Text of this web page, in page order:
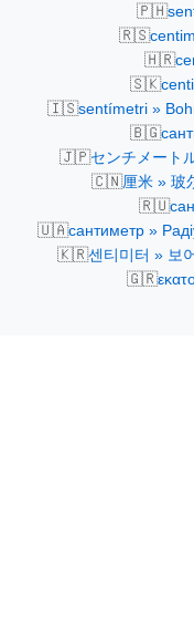
🇵🇭
🇷🇸
🇭🇷
🇸🇰
🇮🇸sentímetri »
🇧🇬
🇯🇵センチメート
🇨🇳厘米 » 玻
🇷🇺
🇺🇦сантиметр »
🇰🇷센티미터 » 보
🇬🇷